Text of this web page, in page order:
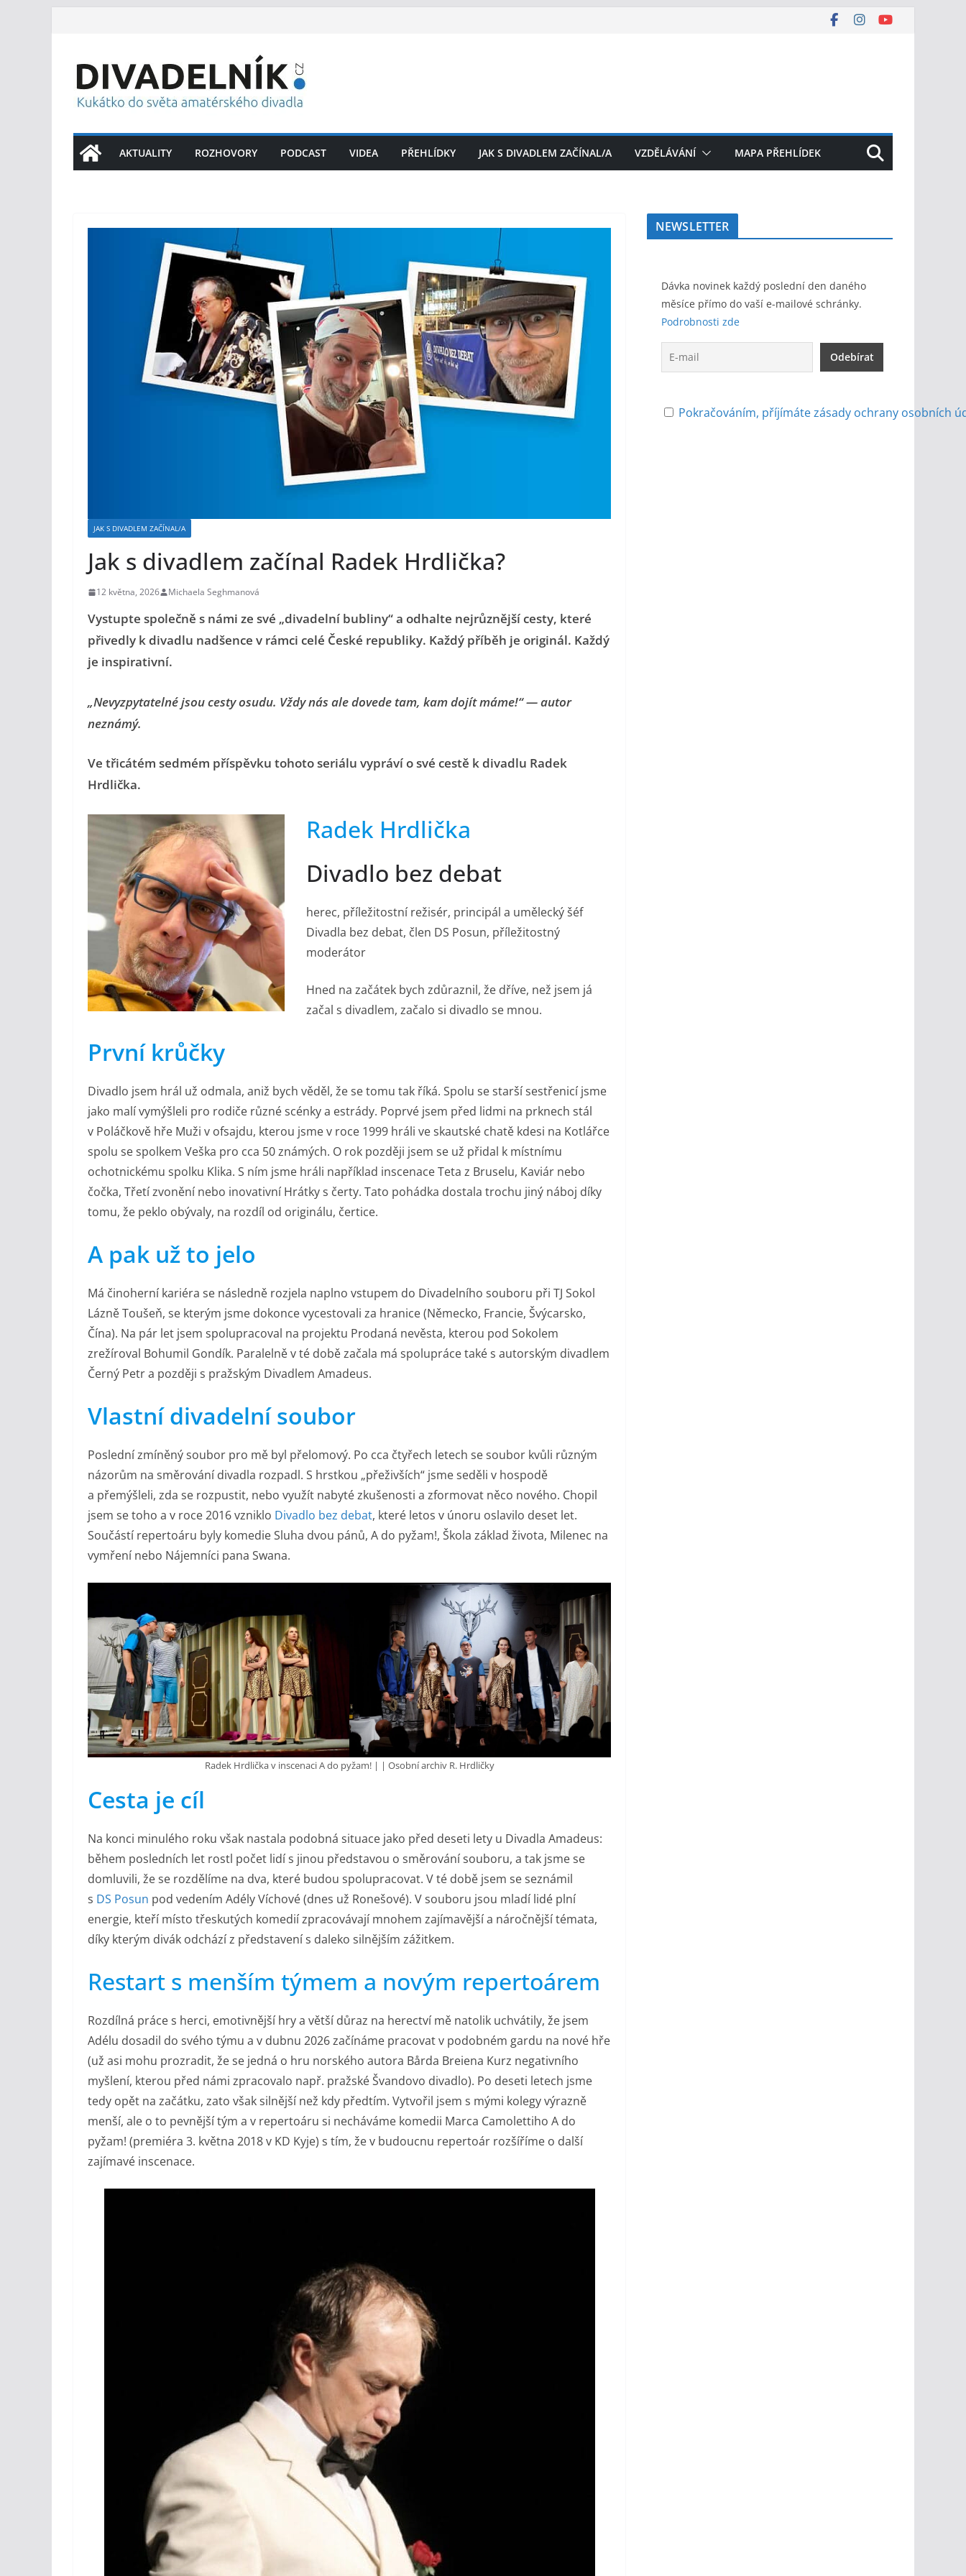
AKTUALITY ROZHOVORY PODCAST VIDEA PŘEHLÍDKY JAK S DIVADLEM ZAČÍNAL/A VZDĚLÁVÁNÍ MAPA PŘEHLÍDEK
JAK S DIVADLEM ZAČÍNAL/A
Jak s divadlem začínal Radek Hrdlička?
12 května, 2026 Michaela Seghmanová
Vystupte společně s námi ze své „divadelní bubliny“ a odhalte nejrůznější cesty, které
přivedly k divadlu nadšence v rámci celé České republiky. Každý příběh je originál. Každý
je inspirativní.
„Nevyzpytatelné jsou cesty osudu. Vždy nás ale dovede tam, kam dojít máme!“— autor
neznámý.
Ve třicátém sedmém příspěvku tohoto seriálu vypráví o své cestě k divadlu Radek
Hrdlička.
Radek Hrdlička
Divadlo bez debat
herec, příležitostní režisér, principál a umělecký šéf
Divadla bez debat, člen DS Posun, příležitostný
moderátor
Hned na začátek bych zdůraznil, že dříve, než jsem já
začal s divadlem, začalo si divadlo se mnou.
První krůčky
Divadlo jsem hrál už odmala, aniž bych věděl, že se tomu tak říká. Spolu se starší sestřenicí jsme
jako malí vymýšleli pro rodiče různé scénky a estrády. Poprvé jsem před lidmi na prknech stál
v Poláčkově hře Muži v ofsajdu, kterou jsme v roce 1999 hráli ve skautské chatě kdesi na Kotlářce
spolu se spolkem Veška pro cca 50 známých. O rok později jsem se už přidal k místnímu
ochotnickému spolku Klika. S ním jsme hráli například inscenace Teta z Bruselu, Kaviár nebo
čočka, Třetí zvonění nebo inovativní Hrátky s čerty. Tato pohádka dostala trochu jiný náboj díky
tomu, že peklo obývaly, na rozdíl od originálu, čertice.
A pak už to jelo
Má činoherní kariéra se následně rozjela naplno vstupem do Divadelního souboru při TJ Sokol
Lázně Toušeň, se kterým jsme dokonce vycestovali za hranice (Německo, Francie, Švýcarsko,
Čína). Na pár let jsem spolupracoval na projektu Prodaná nevěsta, kterou pod Sokolem
zrežíroval Bohumil Gondík. Paralelně v té době začala má spolupráce také s autorským divadlem
Černý Petr a později s pražským Divadlem Amadeus.
Vlastní divadelní soubor
Poslední zmíněný soubor pro mě byl přelomový. Po cca čtyřech letech se soubor kvůli různým
názorům na směrování divadla rozpadl. S hrstkou „přeživších“ jsme seděli v hospodě
a přemýšleli, zda se rozpustit, nebo využít nabyté zkušenosti a zformovat něco nového. Chopil
jsem se toho a v roce 2016 vzniklo Divadlo bez debat, které letos v únoru oslavilo deset let.
Součástí repertoáru byly komedie Sluha dvou pánů, A do pyžam!, Škola základ života, Milenec na
vymření nebo Nájemníci pana Swana.
Radek Hrdlička v inscenaci A do pyžam! | | Osobní archiv R. Hrdličky
Cesta je cíl
Na konci minulého roku však nastala podobná situace jako před deseti lety u Divadla Amadeus:
během posledních let rostl počet lidí s jinou představou o směrování souboru, a tak jsme se
domluvili, že se rozdělíme na dva, které budou spolupracovat. V té době jsem se seznámil
s DS Posun pod vedením Adély Víchové (dnes už Ronešové). V souboru jsou mladí lidé plní
energie, kteří místo třeskutých komedií zpracovávají mnohem zajímavější a náročnější témata,
díky kterým divák odchází z představení s daleko silnějším zážitkem.
Restart s menším týmem a novým repertoárem
Rozdílná práce s herci, emotivnější hry a větší důraz na herectví mě natolik uchvátily, že jsem
Adélu dosadil do svého týmu a v dubnu 2026 začínáme pracovat v podobném gardu na nové hře
(už asi mohu prozradit, že se jedná o hru norského autora Bårda Breiena Kurz negativního
myšlení, kterou před námi zpracovalo např. pražské Švandovo divadlo). Po deseti letech jsme
tedy opět na začátku, zato však silnější než kdy předtím. Vytvořil jsem s mými kolegy výrazně
menší, ale o to pevnější tým a v repertoáru si necháváme komedii Marca Camolettiho A do
pyžam! (premiéra 3. května 2018 v KD Kyje) s tím, že v budoucnu repertoár rozšíříme o další
zajímavé inscenace.
NEWSLETTER
Dávka novinek každý poslední den daného
měsíce přímo do vaší e-mailové schránky.
Podrobnosti zde
Pokračováním, příjímáte zásady ochrany osobních